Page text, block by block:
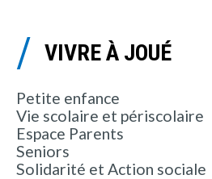
VIVRE À JOUÉ
Petite enfance
Vie scolaire et périscolaire
Espace Parents
Seniors
Solidarité et Action sociale